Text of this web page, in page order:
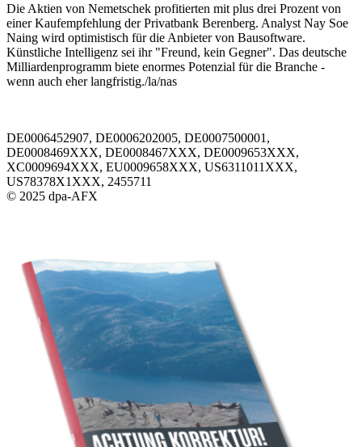
Die Aktien von Nemetschek profitierten mit plus drei Prozent von
einer Kaufempfehlung der Privatbank Berenberg. Analyst Nay Soe
Naing wird optimistisch für die Anbieter von Bausoftware.
Künstliche Intelligenz sei ihr "Freund, kein Gegner". Das deutsche
Milliardenprogramm biete enormes Potenzial für die Branche -
wenn auch eher langfristig./la/nas
DE0006452907, DE0006202005, DE0007500001,
DE0008469XXX, DE0008467XXX, DE0009653XXX,
XC0009694XXX, EU0009658XXX, US6311011XXX,
US78378X1XXX, 2455711
© 2025 dpa-AFX